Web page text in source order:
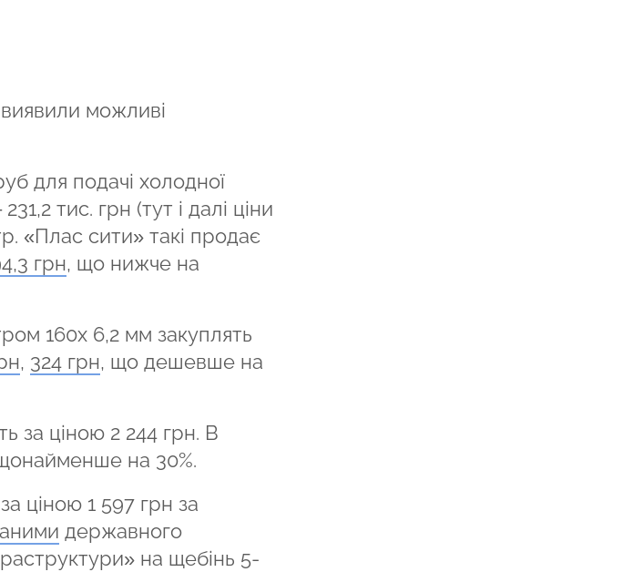
можливі
для подачі холодної
тис. грн (тут і далі ціни
«Плас сити» такі продає
грн, що нижче на
160х 6,2 мм закуплять
, 324 грн, що дешевше на
за ціною 2 244 грн. В
на 30%.
ціною 1 597 грн за
державного
на щебінь 5-